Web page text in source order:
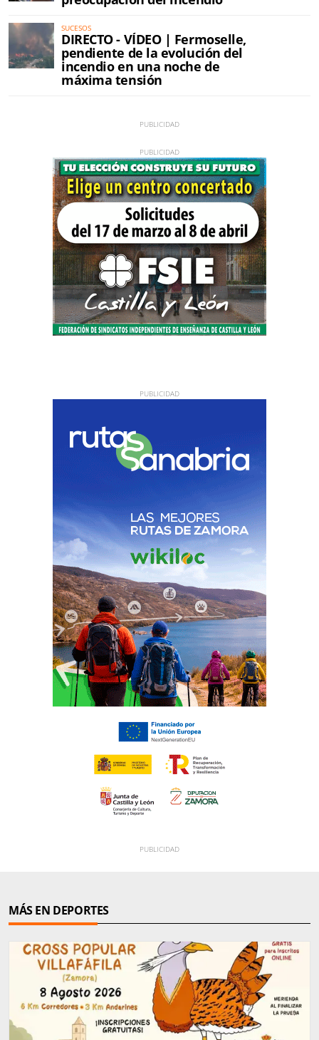
SUCESOS
DIRECTO - VÍDEO | Fermoselle,
pendiente de la evolución del
incendio en una noche de
máxima tensión
MÁS EN DEPORTES